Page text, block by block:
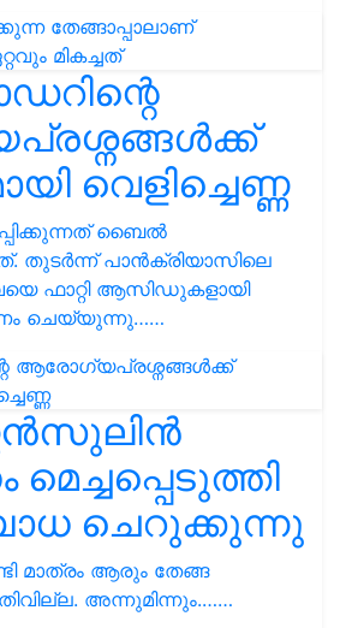
വെളിച്ചെണ്ണ
ബൈൽ
പാൻക്രിയാസിലെ
ഫാറ്റി ആസിഡുകളായി
ചെയ്യുന്നു……
മെച്ചപ്പെടുത്തി
ചെറുക്കുന്നു
മാത്രം ആരും തേങ്ങ
അന്നുമിന്നും.……